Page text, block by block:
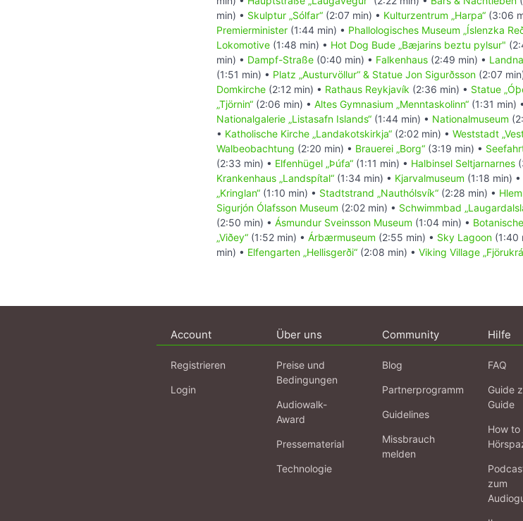
min) • Skulptur „Sólfar“ (2:07 min) • Kulturzentrum „Harpa“ (3:06
Premierminister (1:44 min) • Phallologisches Museum „Íslenzka
Lokomotive (1:48 min) • Hot Dog Bude „Bæjarins beztu pylsur"
min) • Dampf-Straße (0:40 min) • Falkenhaus (2:49 min) •
(1:51 min) • Platz „Austurvöllur“ & Statue Jon Sigurðsson (2:07
Domkirche (2:12 min) • Rathaus Reykjavík (2:36 min) • Statue
„Tjörnin“ (2:06 min) • Altes Gymnasium „Menntaskolinn“ (1:31 min) •
Nationalgalerie „Listasafn Islands“ (1:44 min) • Nationalmuseum
• Katholische Kirche „Landakotskirkja“ (2:02 min) • Weststadt
Walbeobachtung (2:20 min) • Brauerei „Borg“ (3:19 min) •
(2:33 min) • Elfenhügel „Þúfa“ (1:11 min) • Halbinsel Seltjarnarnes
Krankenhaus „Landspítal“ (1:34 min) • Kjarvalmuseum (1:18 min) •
„Kringlan“ (1:10 min) • Stadtstrand „Nauthólsvík“ (2:28 min) •
Sigurjón Ólafsson Museum (2:02 min) • Schwimmbad
(2:50 min) • Ásmundur Sveinsson Museum (1:04 min) •
„Viðey“ (1:52 min) • Árbærmuseum (2:55 min) • Sky Lagoon (1:40
min) • Elfengarten „Hellisgerði“ (2:08 min) • Viking Village
Account
Registrieren
Login
Über uns
Preise und
Bedingungen
Audiowalk-
Award
Pressematerial
Technologie
Community
Blog
Partnerprogramm
Guidelines
Missbrauch
melden
Hilfe
FAQ
Guide
Guide
How to
zum